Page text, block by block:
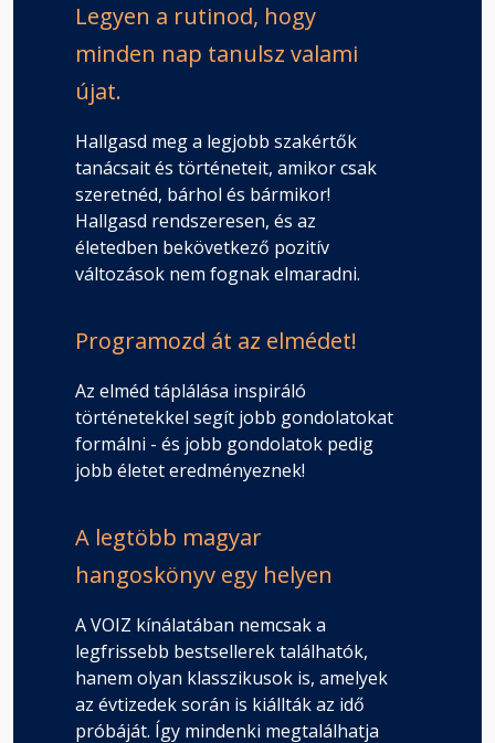
Legyen a rutinod, hogy
minden nap tanulsz valami
újat.
Hallgasd meg a legjobb szakértők
tanácsait és történeteit, amikor csak
szeretnéd, bárhol és bármikor!
Hallgasd rendszeresen, és az
életedben bekövetkező pozitív
változások nem fognak elmaradni.
Programozd át az elmédet!
Az elméd táplálása inspiráló
történetekkel segít jobb gondolatokat
formálni - és jobb gondolatok pedig
jobb életet eredményeznek!
A legtöbb magyar
hangoskönyv egy helyen
A VOIZ kínálatában nemcsak a
legfrissebb bestsellerek találhatók,
hanem olyan klasszikusok is, amelyek
az évtizedek során is kiállták az idő
próbáját. Így mindenki megtalálhatja